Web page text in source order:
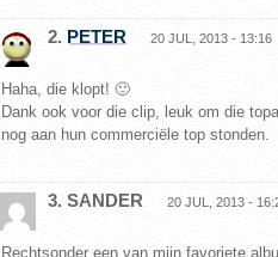
2. PETER 20 JUL, 2013 - 13:16
Haha, die klopt! 🙂
Dank ook voor die clip, leuk om die
nog aan hun commerciële top stonden.
3. SANDER 20 JUL, 2013 -
Rechtsonder een van mijn favoriete